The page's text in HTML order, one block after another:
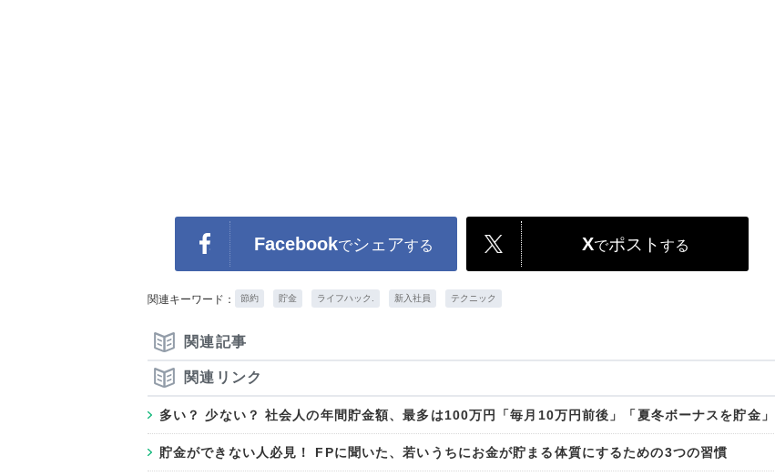
Facebookでシェアする Xでポスト する
関連キーワード： 節約 貯金 ライフハック. 新入社員 テクニック
関連記事
関連リンク
多い？ 少ない？ 社会人の年間貯金額、最多は100万円「毎月10万円前後」「夏冬ボーナスを貯金」
貯金ができない人必見！ FPに聞いた、若いうちにお金が貯まる体質にするための3つの習慣